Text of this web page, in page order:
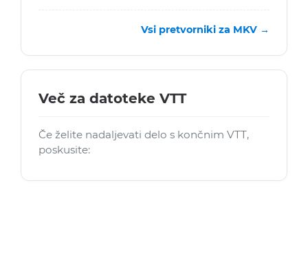
Vsi pretvorniki za MKV →
Več za datoteke VTT
Če želite nadaljevati delo s končnim VTT,
poskusite: